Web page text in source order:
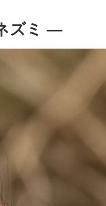
ズミ ―